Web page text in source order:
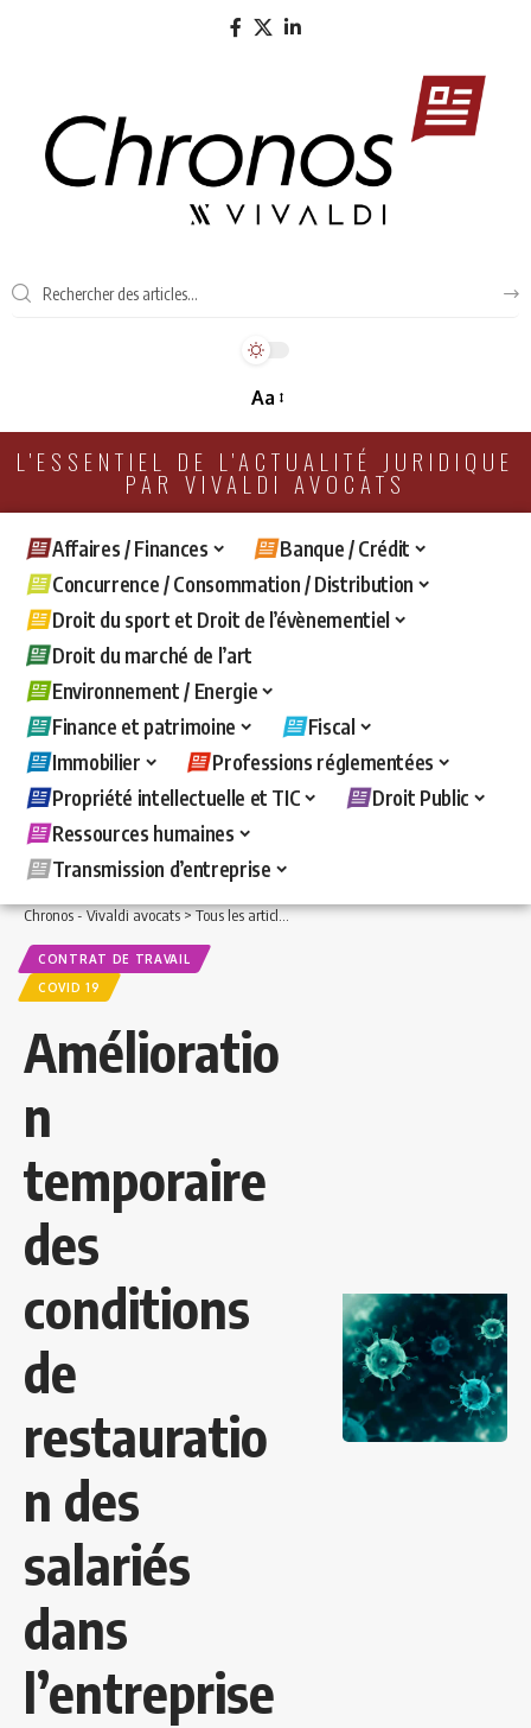
Aa
L'ESSENTIEL DE L'ACTUALITÉ JURIDIQUE
PAR VIVALDI AVOCATS
Affaires / Finances
Banque / Crédit
Concurrence / Consommation / Distribution
Droit du sport et Droit de l’évènementiel
Droit du marché de l’art
Environnement / Energie
Finance et patrimoine
Fiscal
Immobilier
Professions réglementées
Propriété intellectuelle et TIC
Droit Public
Ressources humaines
Transmission d’entreprise
Chronos - Vivaldi avocats>Tous les articles >Ressources humaines>Contrat de
CONTRAT DE TRAVAIL
COVID 19
Amélioratio
n
temporaire
des
conditions
de
restauratio
n des
salariés
dans
l’entreprise